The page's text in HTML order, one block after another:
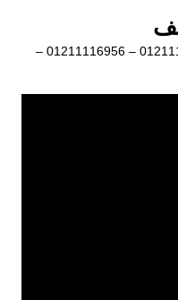
شركة ماكينات التعبئة والتغليف 01211116954 – 01211116956 –